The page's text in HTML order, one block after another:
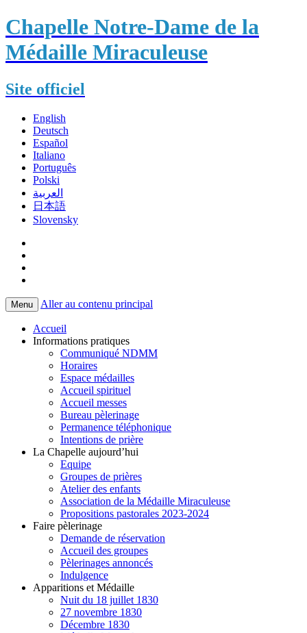
Chapelle Notre-Dame de la
Médaille Miraculeuse
Site officiel
English
Deutsch
Español
Italiano
Português
Polski
العربية
日本語
Slovensky
Menu Aller au contenu principal
Accueil
Informations pratiques
Communiqué NDMM
Horaires
Espace médailles
Accueil spirituel
Accueil messes
Bureau pèlerinage
Permanence téléphonique
Intentions de prière
La Chapelle aujourd’hui
Equipe
Groupes de prières
Atelier des enfants
Association de la Médaille Miraculeuse
Propositions pastorales 2023-2024
Faire pèlerinage
Demande de réservation
Accueil des groupes
Pèlerinages annoncés
Indulgence
Apparitions et Médaille
Nuit du 18 juillet 1830
27 novembre 1830
Décembre 1830